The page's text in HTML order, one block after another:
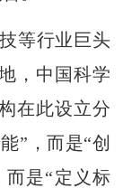
等行业巨头
，中国科学
在此设立分
”，而是“创
而是“定义标